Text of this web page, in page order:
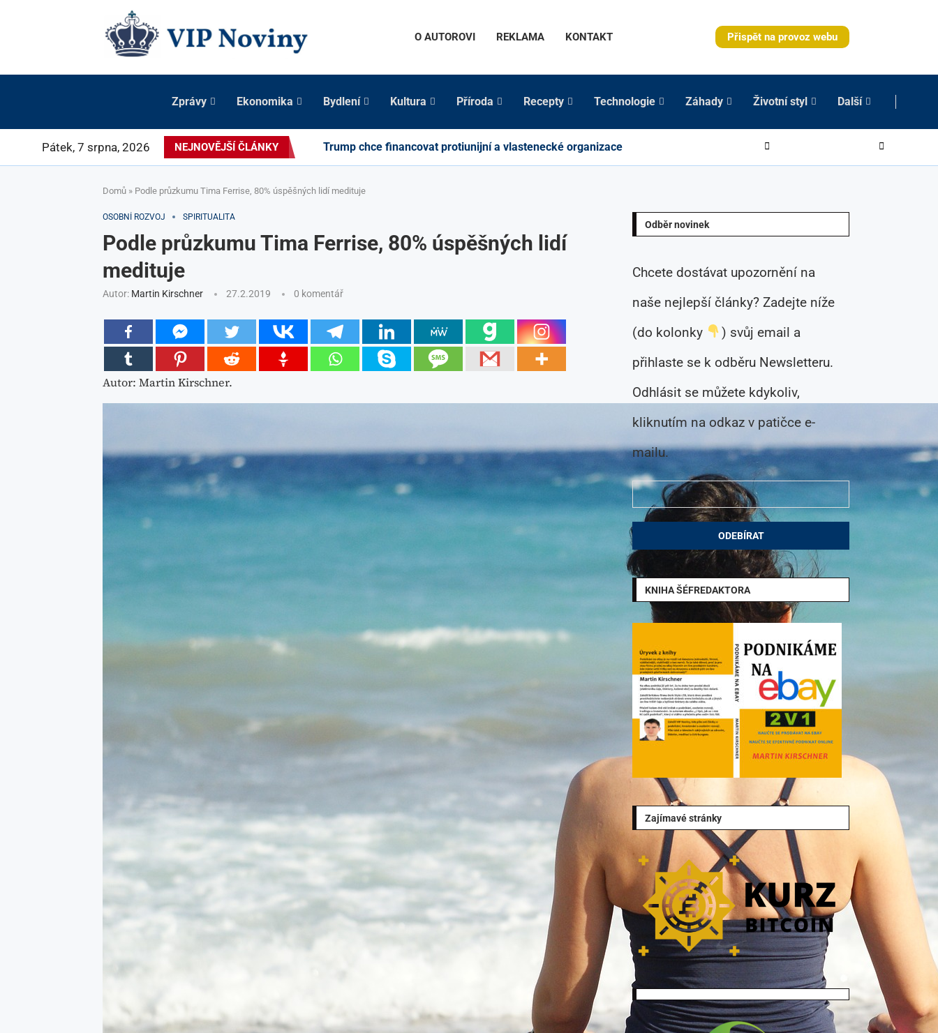
O AUTOROVI REKLAMA KONTAKT Přispět na provoz webu
Zprávy Ekonomika Bydlení Kultura Příroda Recepty Technologie Záhady Životní styl Další
Pátek, 7 srpna, 2026 NEJNOVĚJŠÍ ČLÁNKY Trump chce financovat protiunijní a vlastenecké organizace
Domů » Podle průzkumu Tima Ferrise, 80% úspěšných lidí medituje
OSOBNÍ ROZVOJ SPIRITUALITA
Podle průzkumu Tima Ferrise, 80% úspěšných lidí
medituje
Autor: Martin Kirschner 27.2.2019 0 komentář
Autor: Martin Kirschner.
Odběr novinek
Chcete dostávat upozornění na
naše nejlepší články? Zadejte níže
(do kolonky
) svůj email a
přihlaste se k odběru Newsletteru.
Odhlásit se můžete kdykoliv,
kliknutím na odkaz v patičce e-
mailu.
KNIHA ŠÉFREDAKTORA
Zajímavé stránky